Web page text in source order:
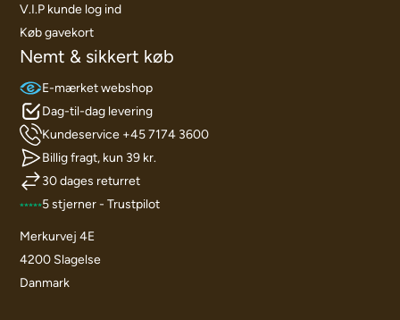
V.I.P kunde log ind
Køb gavekort
Nemt & sikkert køb
E-mærket webshop
Dag-til-dag levering
Kundeservice +45 7174 3600
Billig fragt, kun 39 kr.
30 dages returret
5 stjerner - Trustpilot
Merkurvej 4E
4200 Slagelse
Danmark